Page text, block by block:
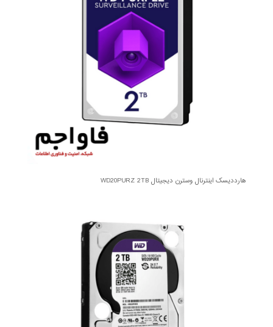
هارددیسک اینترنال وسترن دیجیتال WD20PURZ 2TB